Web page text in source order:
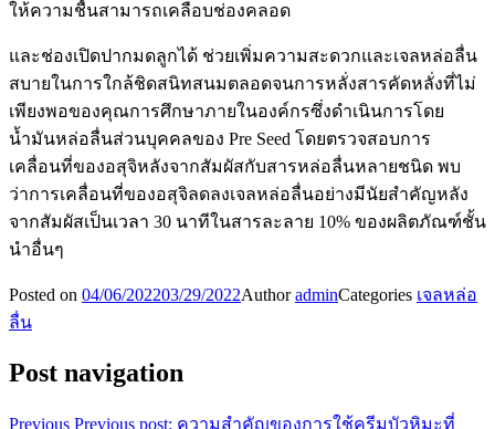
ให้ความชื้นสามารถเคลือบช่องคลอด
และช่องเปิดปากมดลูกได้ ช่วยเพิ่มความสะดวกและเจลหล่อลื่น
สบายในการใกล้ชิดสนิทสนมตลอดจนการหลั่งสารคัดหลั่งที่ไม่
เพียงพอของคุณการศึกษาภายในองค์กรซึ่งดำเนินการโดย
น้ำมันหล่อลื่นส่วนบุคคลของ Pre Seed โดยตรวจสอบการ
เคลื่อนที่ของอสุจิหลังจากสัมผัสกับสารหล่อลื่นหลายชนิด พบ
ว่าการเคลื่อนที่ของอสุจิลดลงเจลหล่อลื่นอย่างมีนัยสำคัญหลัง
จากสัมผัสเป็นเวลา 30 นาทีในสารละลาย 10% ของผลิตภัณฑ์ชั้น
นำอื่นๆ
Posted on 04/06/202203/29/2022AuthoradminCategories เจลหล่อ
ลื่น
Post navigation
Previous Previous post: ความสำคัญของการใช้ครีมบัวหิมะที่